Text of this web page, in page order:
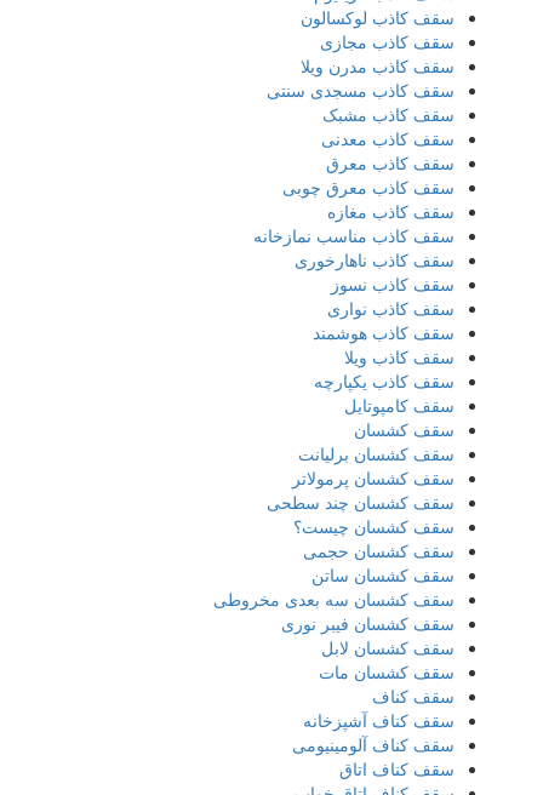
سقف کاذب لوکسالون
سقف کاذب مجازی
سقف کاذب مدرن ویلا
سقف کاذب مسجدی سنتی
سقف کاذب مشبک
سقف کاذب معدنی
سقف کاذب معرق
سقف کاذب معرق چوبی
سقف کاذب مغازه
سقف کاذب مناسب نمازخانه
سقف کاذب ناهارخوری
سقف کاذب نسوز
سقف کاذب نواری
سقف کاذب هوشمند
سقف کاذب ویلا
سقف کاذب یکپارچه
سقف کامپوتایل
سقف کشسان
سقف کشسان برلیانت
سقف کشسان پرمولاتر
سقف کشسان چند سطحی
سقف کشسان چیست؟
سقف کشسان حجمی
سقف کشسان ساتن
سقف کشسان سه بعدی مخروطی
سقف کشسان فیبر نوری
سقف کشسان لابل
سقف کشسان مات
سقف کناف
سقف کناف آشپزخانه
سقف کناف آلومینیومی
سقف کناف اتاق